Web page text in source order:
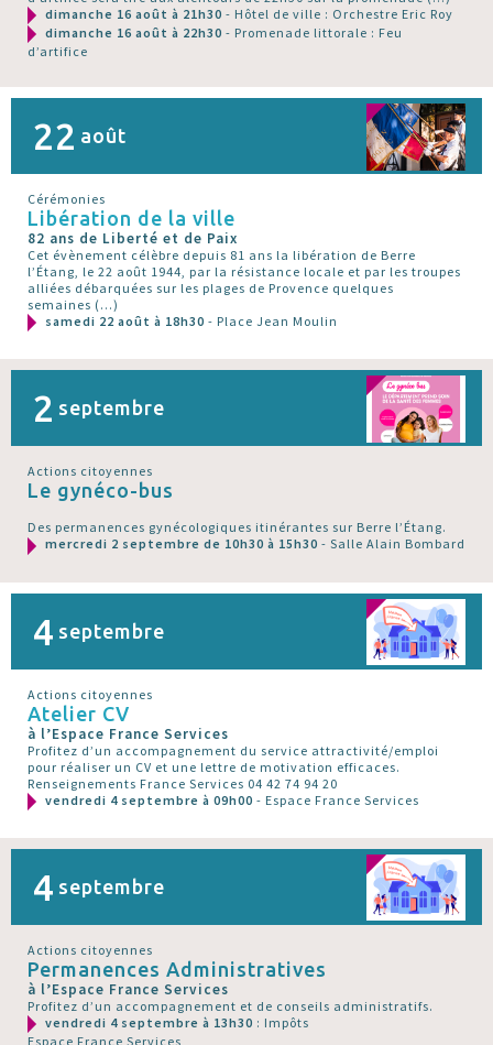
dimanche 16 août à 21h30 - Hôtel de ville : Orchestre Eric Roy
dimanche 16 août à 22h30 - Promenade littorale : Feu
d’artifice
22 août
Cérémonies
Libération de la ville
82 ans de Liberté et de Paix
Cet évènement célèbre depuis 81 ans la libération de Berre
l’Étang, le 22 août 1944, par la résistance locale et par les troupes
alliées débarquées sur les plages de Provence quelques
semaines (…)
samedi 22 août à 18h30 - Place Jean Moulin
2 septembre
Actions citoyennes
Le gynéco-bus
Des permanences gynécologiques itinérantes sur Berre l’Étang.
mercredi 2 septembre de 10h30 à 15h30 - Salle Alain Bombard
4 septembre
Actions citoyennes
Atelier CV
à l’Espace France Services
Profitez d’un accompagnement du service attractivité/emploi
pour réaliser un CV et une lettre de motivation efficaces.
Renseignements France Services 04 42 74 94 20
vendredi 4 septembre à 09h00 - Espace France Services
4 septembre
Actions citoyennes
Permanences Administratives
à l’Espace France Services
Profitez d’un accompagnement et de conseils administratifs.
vendredi 4 septembre à 13h30 : Impôts
Espace France Services